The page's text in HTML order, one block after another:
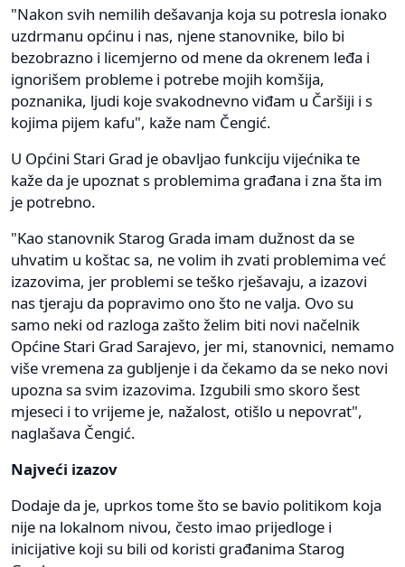
"Nakon svih nemilih dešavanja koja su potresla ionako
uzdrmanu općinu i nas, njene stanovnike, bilo bi
bezobrazno i licemjerno od mene da okrenem leđa i
ignorišem probleme i potrebe mojih komšija,
poznanika, ljudi koje svakodnevno viđam u Čaršiji i s
kojima pijem kafu", kaže nam Čengić.
U Općini Stari Grad je obavljao funkciju vijećnika te
kaže da je upoznat s problemima građana i zna šta im
je potrebno.
"Kao stanovnik Starog Grada imam dužnost da se
uhvatim u koštac sa, ne volim ih zvati problemima već
izazovima, jer problemi se teško rješavaju, a izazovi
nas tjeraju da popravimo ono što ne valja. Ovo su
samo neki od razloga zašto želim biti novi načelnik
Općine Stari Grad Sarajevo, jer mi, stanovnici, nemamo
više vremena za gubljenje i da čekamo da se neko novi
upozna sa svim izazovima. Izgubili smo skoro šest
mjeseci i to vrijeme je, nažalost, otišlo u nepovrat",
naglašava Čengić.
Najveći izazov
Dodaje da je, uprkos tome što se bavio politikom koja
nije na lokalnom nivou, često imao prijedloge i
inicijative koji su bili od koristi građanima Starog